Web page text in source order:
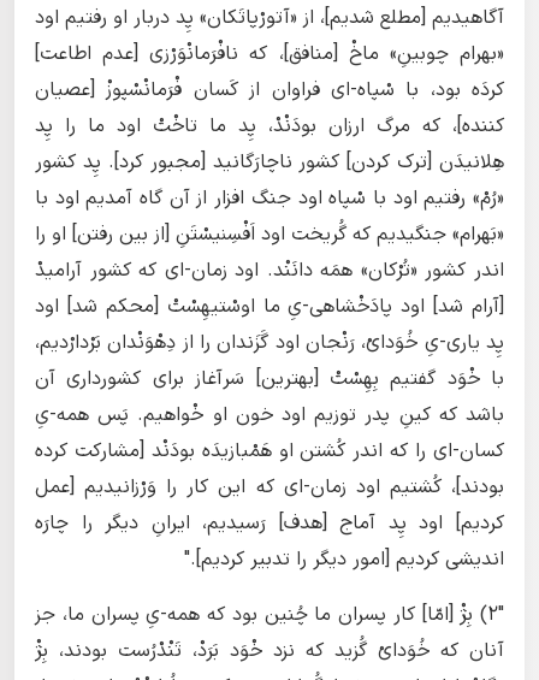
آگاهیدیم [مطلع شدیم]، از «آتورْپاتَکان» پِد دربار او رفتیم اود
«بهرام چوبینِ» ماخْ [منافق]، که نافْرَمانْوَرْزی [عدم اطاعت]
کردَه بود، با سْپاه-ای فراوان از کَسان فْرَمانْسْپوزْ [عصیان
کننده]، که مرگ ارزان بودَنْدْ، پِد ما تاخْتْ اود ما را پِد
هِلانیدَن [ترک کردن] کشور ناچارَگانید [مجبور کرد]. پِد کشور
«رُمْ» رفتیم اود با سْپاه اود جنگ افزار از آن گاه آمدیم اود با
«بَهرام» جنگیدیم که گُریخت اود اَفْسِنیسْتَنِ [از بین رفتن] او را
اندر کشور «تُرْکان» همَه دانَنْد. اود زمان-ای که کشور آرامیدْ
[آرام شد] اود پادَخْشاهی-یِ ما اوسْتیهِسْتْ [محکم شد] اود
پِد یاری-یِ خُوَدایْ، رَنْجان اود گَزَندان را از دِهْوَنْدان بَرْدارْدیم،
با خْوَد گفتیم بِهِسْتْ [بهترین] سَرآغاز برای کشورداری آن
باشد که کینِ پدر توزیم اود خون او خْواهیم. پَس همه-یِ
کسان-ای را که اندر کُشتن او هَمْبازیدَه بودَنْد [مشارکت کرده
بودند]، کُشتیم اود زمان-ای که این کار را وَرْزانیدیم [عمل
کردیم] اود پِد آماج [هدف] رَسیدیم، ایرانِ دیگر را چارَه
اندیشی کردیم [امور دیگر را تدبیر کردیم]."
"۲) بِژْ [امّا] کار پسران ما چُنین بود که همه-یِ پسران ما، جز
آنان که خُوَدایْ گُزید که نزد خْوَد بَرَدْ، تَنْدْرُست بودند، بِژْ